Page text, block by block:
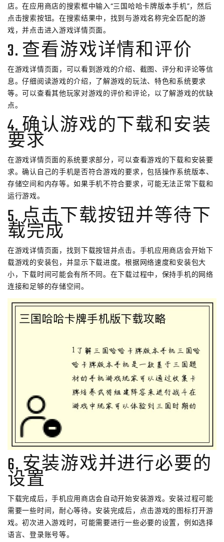
店。在应用商店的搜索框中输入“三国哈哈卡牌版本手机”，然后
点击搜索按钮。在搜索结果中，找到与游戏名称完全匹配的游
戏，并点击进入游戏详情页面。
3. 查看游戏详情和评价
在游戏详情页面，可以看到游戏的介绍、截图、评分和评论等信
息。仔细阅读游戏的介绍，了解游戏的玩法、特色和系统要求
等。可以查看其他玩家对游戏的评价和评论，以了解游戏的优缺
点。
4. 确认游戏的下载和安装
要求
在游戏详情页面的系统要求部分，可以查看游戏的下载和安装要
求。确认自己的手机是否符合游戏的要求，包括操作系统版本、
存储空间和内存等。如果手机不符合要求，可能无法正常下载和
运行游戏。
5. 点击下载按钮并等待下
载完成
在游戏详情页面，找到下载按钮并点击。手机应用商店会开始下
载游戏的安装包，并显示下载进度。根据网络速度和安装包大
小，下载时间可能会有所不同。在下载过程中，保持手机的网络
连接和足够的存储空间。
6. 安装游戏并进行必要的
设置
下载完成后，手机应用商店会自动开始安装游戏。安装过程可能
需要一些时间，耐心等待。安装完成后，点击游戏的图标打开游
戏。初次进入游戏时，可能需要进行一些必要的设置，例如选择
语言、登录账号等。